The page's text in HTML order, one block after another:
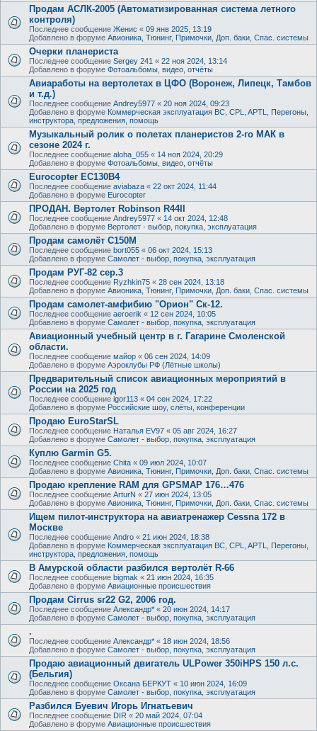
Продам АСЛК-2005 (Автоматизированная система летного
контроля)
Последнее сообщение Женис « 09 янв 2025, 13:19
Добавлено в форуме Авионика, Тюнинг, Примочки, Доп. баки, Спас. системы
Очерки планериста
Последнее сообщение Sergey 241 « 22 ноя 2024, 13:14
Добавлено в форуме Фотоальбомы, видео, отчёты
Авиаработы на вертолетах в ЦФО (Воронеж, Липецк, Тамбов
и т.д.)
Последнее сообщение Andrey5977 « 20 ноя 2024, 09:23
Добавлено в форуме Коммерческая эксплуатация ВС, CPL, APTL, Перегоны,
инструктора, предложения, помощь
Музыкальный ролик о полетах планеристов 2-го МАК в
сезоне 2024 г.
Последнее сообщение aloha_055 « 14 ноя 2024, 20:29
Добавлено в форуме Фотоальбомы, видео, отчёты
Eurocopter EC130B4
Последнее сообщение aviabaza « 22 окт 2024, 11:44
Добавлено в форуме Eurocopter
ПРОДАН. Вертолет Robinson R44II
Последнее сообщение Andrey5977 « 14 окт 2024, 12:48
Добавлено в форуме Вертолет - выбор, покупка, эксплуатация
Продам самолёт С150М
Последнее сообщение bort055 « 06 окт 2024, 15:13
Добавлено в форуме Самолет - выбор, покупка, эксплуатация
Продам РУГ-82 сер.3
Последнее сообщение Ryzhkin75 « 28 сен 2024, 13:18
Добавлено в форуме Авионика, Тюнинг, Примочки, Доп. баки, Спас. системы
Продам самолет-амфибию "Орион" Ск-12.
Последнее сообщение aeroerik « 12 сен 2024, 10:05
Добавлено в форуме Самолет - выбор, покупка, эксплуатация
Авиационный учебный центр в г. Гагарине Смоленской
области.
Последнее сообщение майор « 06 сен 2024, 14:09
Добавлено в форуме Аэроклубы РФ (Лётные школы)
Предварительный список авиационных мероприятий в
России на 2025 год
Последнее сообщение igor113 « 04 сен 2024, 17:22
Добавлено в форуме Российские шоу, слёты, конференции
Продаю EuroStarSL
Последнее сообщение Наталья EV97 « 05 авг 2024, 16:27
Добавлено в форуме Самолет - выбор, покупка, эксплуатация
Куплю Garmin G5.
Последнее сообщение Chita « 09 июл 2024, 10:07
Добавлено в форуме Авионика, Тюнинг, Примочки, Доп. баки, Спас. системы
Продаю крепление RAM для GPSMAP 176…476
Последнее сообщение ArturN « 27 июн 2024, 13:05
Добавлено в форуме Авионика, Тюнинг, Примочки, Доп. баки, Спас. системы
Ищем пилот-инструктора на авиатренажер Cessna 172 в
Москве
Последнее сообщение Andro « 21 июн 2024, 18:38
Добавлено в форуме Коммерческая эксплуатация ВС, CPL, APTL, Перегоны,
инструктора, предложения, помощь
В Амурской области разбился вертолёт R-66
Последнее сообщение bigmak « 21 июн 2024, 16:35
Добавлено в форуме Авиационные происшествия
Продам Cirrus sr22 G2, 2006 год.
Последнее сообщение Александр* « 20 июн 2024, 14:17
Добавлено в форуме Самолет - выбор, покупка, эксплуатация
.
Последнее сообщение Александр* « 18 июн 2024, 18:56
Добавлено в форуме Самолет - выбор, покупка, эксплуатация
Продаю авиационный двигатель ULPower 350iHPS 150 л.с.
(Бельгия)
Последнее сообщение Оксана БЕРКУТ « 10 июн 2024, 16:09
Добавлено в форуме Самолет - выбор, покупка, эксплуатация
Разбился Буевич Игорь Игнатьевич
Последнее сообщение DIR « 20 май 2024, 07:04
Добавлено в форуме Авиационные происшествия